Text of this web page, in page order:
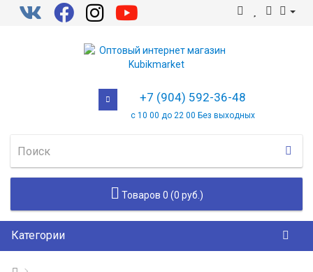
+7 (904) 592-36-48
с 10 00 до 22 00 Без выходных
Товаров 0 (0 руб.)
Категории